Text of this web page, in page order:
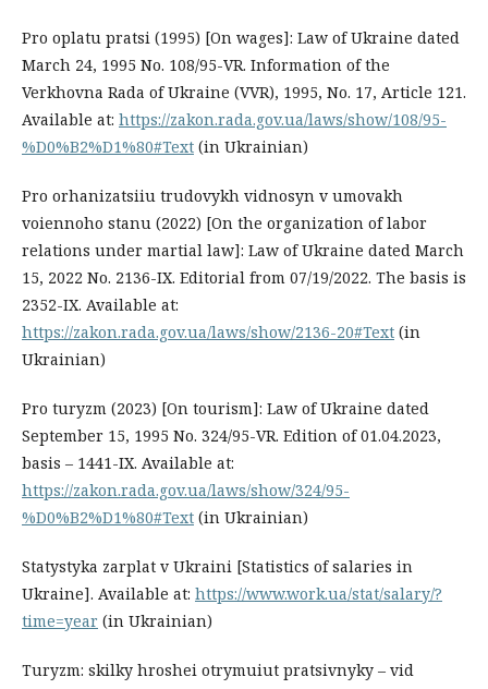
Pro oplatu pratsi (1995) [On wages]: Law of Ukraine dated
March 24, 1995 No. 108/95-VR. Information of the
Verkhovna Rada of Ukraine (VVR), 1995, No. 17, Article 121.
Available at: https://zakon.rada.gov.ua/laws/show/108/95-
%D0%B2%D1%80#Text (in Ukrainian)
Pro orhanizatsiiu trudovykh vidnosyn v umovakh
voiennoho stanu (2022) [On the organization of labor
relations under martial law]: Law of Ukraine dated March
15, 2022 No. 2136-IX. Editorial from 07/19/2022. The basis is
2352-IX. Available at:
https://zakon.rada.gov.ua/laws/show/2136-20#Text (in
Ukrainian)
Pro turyzm (2023) [On tourism]: Law of Ukraine dated
September 15, 1995 No. 324/95-VR. Edition of 01.04.2023,
basis – 1441-IX. Available at:
https://zakon.rada.gov.ua/laws/show/324/95-
%D0%B2%D1%80#Text (in Ukrainian)
Statystyka zarplat v Ukraini [Statistics of salaries in
Ukraine]. Available at: https://www.work.ua/stat/salary/?
time=year (in Ukrainian)
Turyzm: skilky hroshei otrymuiut pratsivnyky – vid